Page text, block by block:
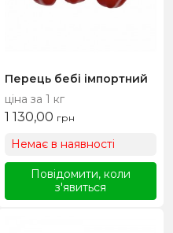
Перець бебі імпортний
ціна за 1 кг
1 130,00 грн
Немає в наявності
Повідомити, коли
з'явиться